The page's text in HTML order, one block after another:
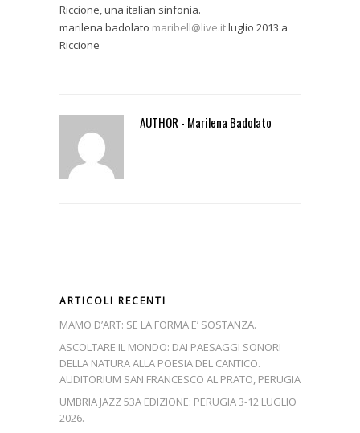
Riccione, una italian sinfonia.
marilena badolato maribell@live.itluglio 2013 a
Riccione
AUTHOR - Marilena Badolato
ARTICOLI RECENTI
MAMO D’ART: SE LA FORMA E’ SOSTANZA.
ASCOLTARE IL MONDO: DAI PAESAGGI SONORI
DELLA NATURA ALLA POESIA DEL CANTICO.
AUDITORIUM SAN FRANCESCO AL PRATO, PERUGIA
UMBRIA JAZZ 53A EDIZIONE: PERUGIA 3-12 LUGLIO
2026.